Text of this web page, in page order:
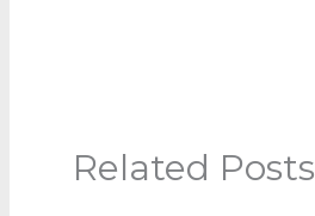
Related Posts